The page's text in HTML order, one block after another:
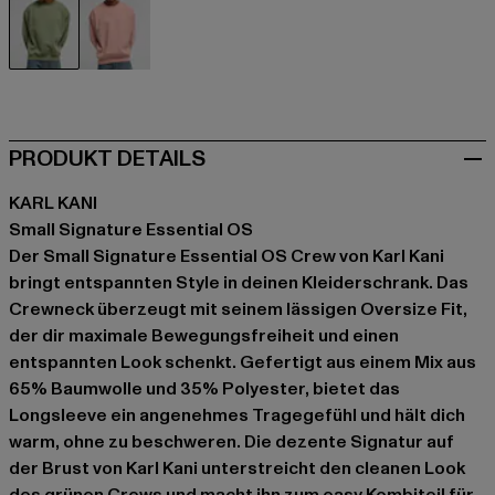
PRODUKT DETAILS
KARL KANI
Small Signature Essential OS
Der Small Signature Essential OS Crew von Karl Kani
bringt entspannten Style in deinen Kleiderschrank. Das
Crewneck überzeugt mit seinem lässigen Oversize Fit,
der dir maximale Bewegungsfreiheit und einen
entspannten Look schenkt. Gefertigt aus einem Mix aus
65% Baumwolle und 35% Polyester, bietet das
Longsleeve ein angenehmes Tragegefühl und hält dich
warm, ohne zu beschweren. Die dezente Signatur auf
der Brust von Karl Kani unterstreicht den cleanen Look